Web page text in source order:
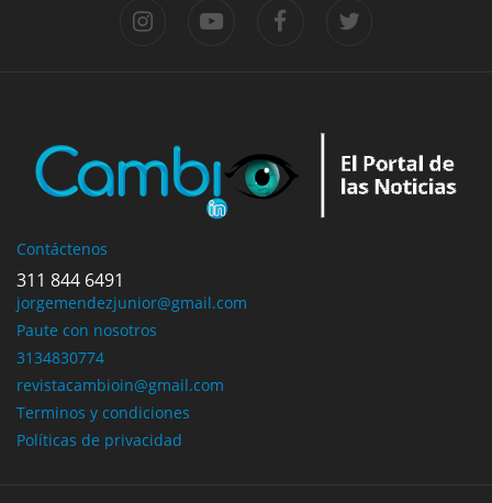
Contáctenos
311 844 6491
jorgemendezjunior@gmail.com
Paute con nosotros
3134830774
revistacambioin@gmail.com
Terminos y condiciones
Políticas de privacidad